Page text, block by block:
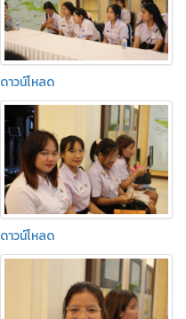
ดาวน์โหลด
ดาวน์โหลด